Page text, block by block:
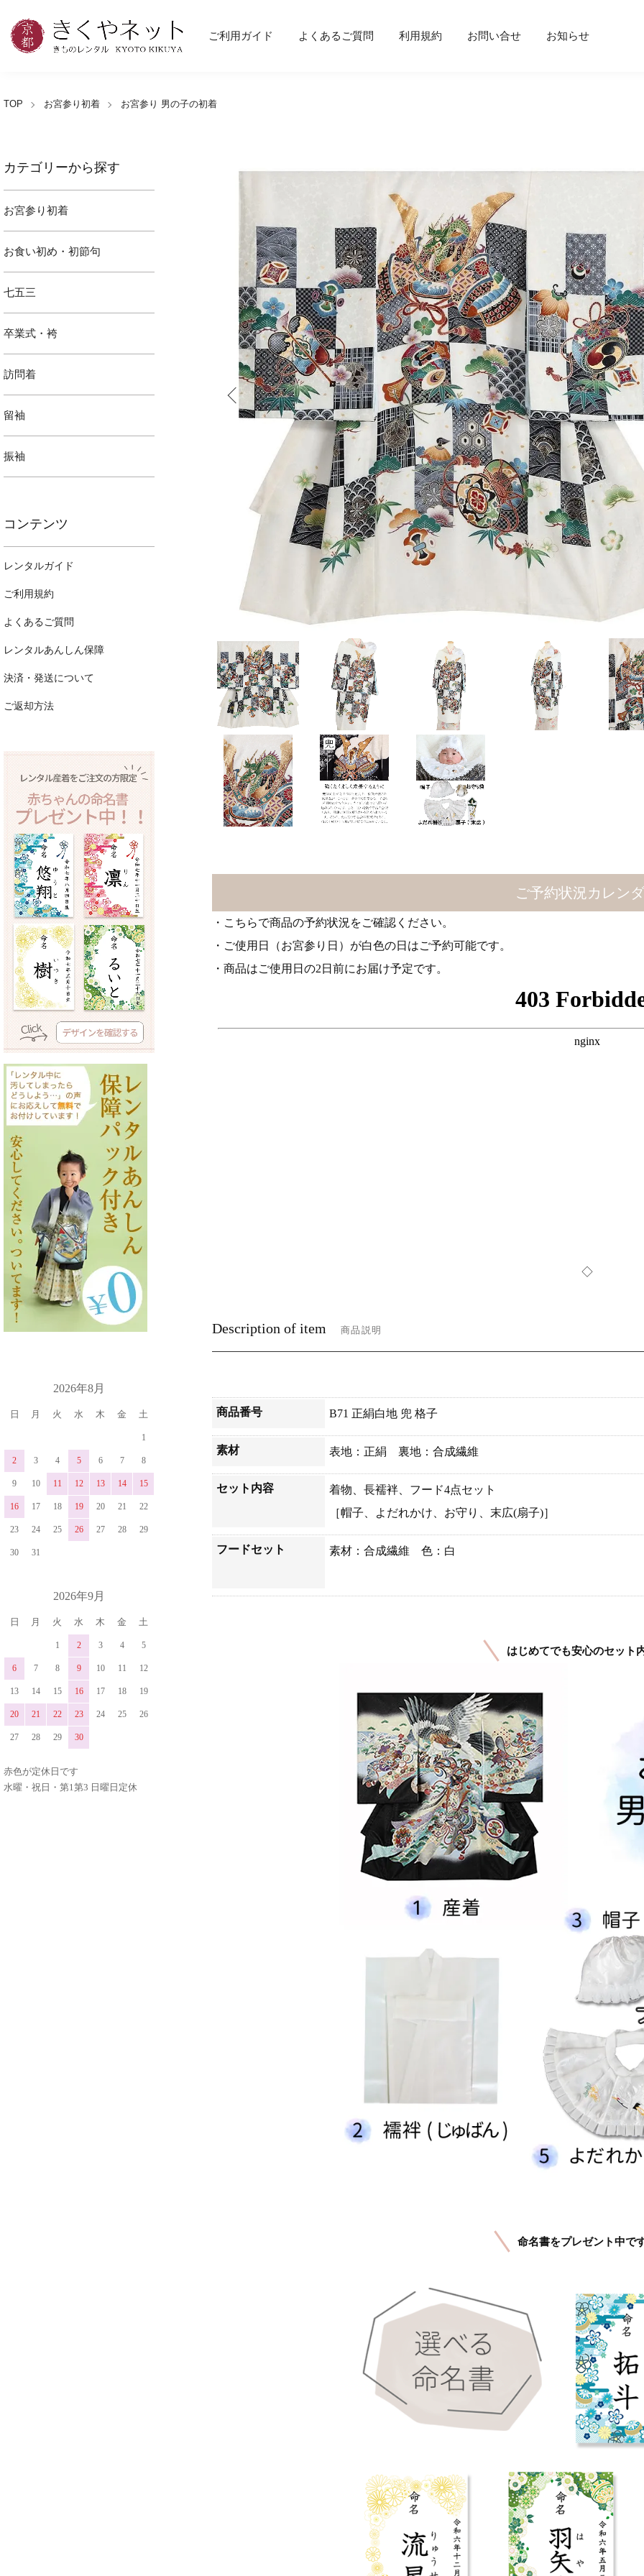
ご利用ガイド よくあるご質問 利用規約 お問い合せ お知らせ
TOP お宮参り初着 お宮参り 男の子の初着
ご予約状況カレン
・こちらで商品の予約状況をご確認ください。
・ご使用日（お宮参り日）が白色の日はご予約可能です。
・商品はご使用日の2日前にお届け予定です。
◇
Description of item 商品説明
商品番号 B71 正絹白地 兜 格子
素材 表地：正絹 裏地：合成繊維
セット内容
着物、長襦袢、フード4点セット
［帽子、よだれかけ、お守り、末広(扇子)］
フードセット 素材：合成繊維 色：白
はじめてでも安心のセット
命名書をプレゼント中で
カテゴリーから探す
お宮参り初着
お食い初め・初節句
七五三
卒業式・袴
訪問着
留袖
振袖
コンテンツ
レンタルガイド
ご利用規約
よくあるご質問
レンタルあんしん保障
決済・発送について
ご返却方法
2026年8月
日 月 火 水 木 金 土
1
2 3 4 5 6 7 8
9 10 11 12 13 14 15
16 17 18 19 20 21 22
23 24 25 26 27 28 29
30 31
2026年9月
日 月 火 水 木 金 土
1 2 3 4 5
6 7 8 9 10 11 12
13 14 15 16 17 18 19
20 21 22 23 24 25 26
27 28 29 30
赤色が定休日です
水曜・祝日・第1第3 日曜日定休